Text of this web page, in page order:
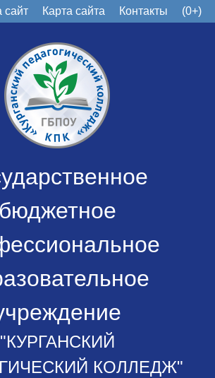
сайт Карта сайта Контакты (0+)
бюджетное
"КУРГАНСКИЙ
КОЛЛЕДЖ"